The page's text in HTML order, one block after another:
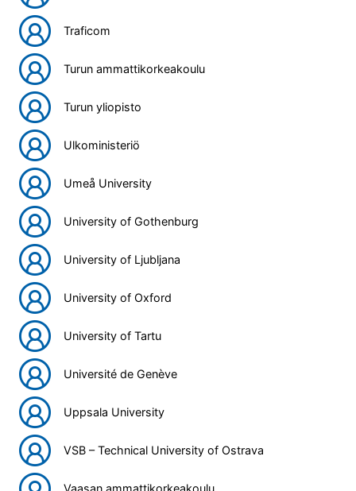
Traficom
Turun ammattikorkeakoulu
Turun yliopisto
Ulkoministeriö
Umeå University
University of Gothenburg
University of Ljubljana
University of Oxford
University of Tartu
Université de Genève
Uppsala University
VSB – Technical University of Ostrava
Vaasan ammattikorkeakoulu